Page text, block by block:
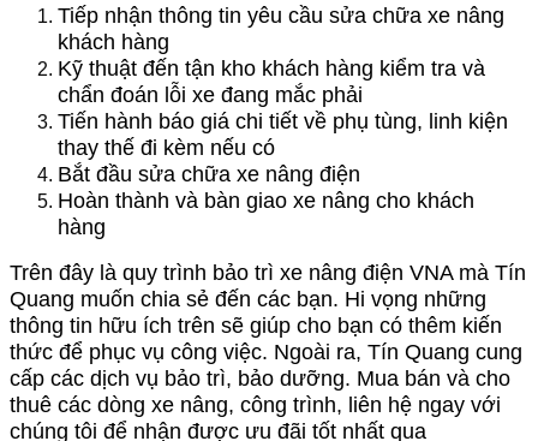
Tiếp nhận thông tin yêu cầu sửa chữa xe nâng
khách hàng
Kỹ thuật đến tận kho khách hàng kiểm tra và
chẩn đoán lỗi xe đang mắc phải
Tiến hành báo giá chi tiết về phụ tùng, linh kiện
thay thế đi kèm nếu có
Bắt đầu sửa chữa xe nâng điện
Hoàn thành và bàn giao xe nâng cho khách
hàng
Trên đây là quy trình bảo trì xe nâng điện VNA mà Tín
Quang muốn chia sẻ đến các bạn. Hi vọng những
thông tin hữu ích trên sẽ giúp cho bạn có thêm kiến
thức để phục vụ công việc. Ngoài ra, Tín Quang cung
cấp các dịch vụ bảo trì, bảo dưỡng. Mua bán và cho
thuê các dòng xe nâng, công trình, liên hệ ngay với
chúng tôi để nhận được ưu đãi tốt nhất qua